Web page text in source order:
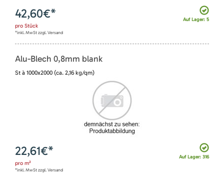
Auf Lager: 5
42,60€*
pro Stück
*inkl. MwSt zzgl. Versand
Alu-Blech 0,8mm blank
St à 1000x2000 (ca. 2,16 kg/qm)
Auf Lager: 316
22,61€*
pro m²
*inkl. MwSt zzgl. Versand